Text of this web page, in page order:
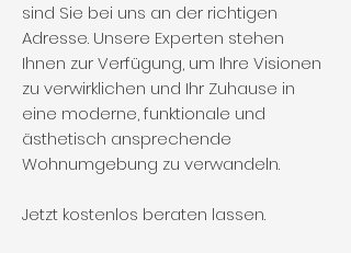
sind Sie bei uns an der richtigen
Adresse. Unsere Experten stehen
Ihnen zur Verfügung, um Ihre Visionen
zu verwirklichen und Ihr Zuhause in
eine moderne, funktionale und
ästhetisch ansprechende
Wohnumgebung zu verwandeln.
Jetzt kostenlos beraten lassen.​